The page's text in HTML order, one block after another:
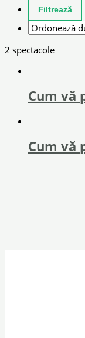
2 spectacole
Cum vă
Cum vă